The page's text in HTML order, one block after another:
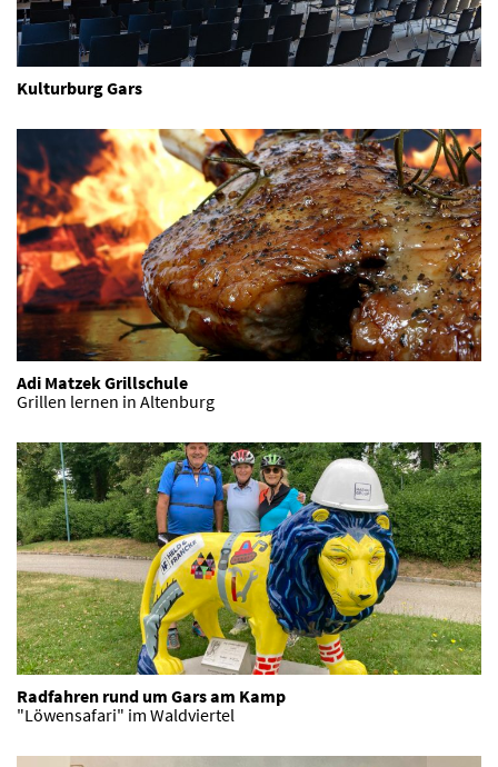
Kulturburg Gars
Adi Matzek Grillschule
Grillen lernen in Altenburg
Radfahren rund um Gars am Kamp
"Löwensafari" im Waldviertel